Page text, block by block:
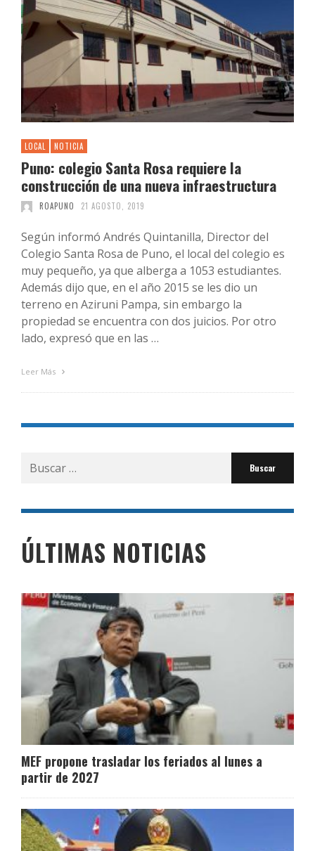
LOCAL NOTICIA
Puno: colegio Santa Rosa requiere la
construcción de una nueva infraestructura
ROAPUNO 21 AGOSTO, 2019
Según informó Andrés Quintanilla, Director del
Colegio Santa Rosa de Puno, el local del colegio es
muy pequeño, ya que alberga a 1053 estudiantes.
Además dijo que, en el año 2015 se les dio un
terreno en Aziruni Pampa, sin embargo la
propiedad se encuentra con dos juicios. Por otro
lado, expresó que en las …
Leer Más
Buscar
por:
ÚLTIMAS NOTICIAS
MEF propone trasladar los feriados al lunes a
partir de 2027